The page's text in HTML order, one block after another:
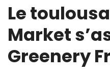
Le
Market
Greenery